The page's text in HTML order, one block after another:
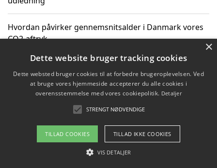
Hvordan påvirker gennemsnitsalder i Danmark vores
CO2-aftryk
Hvordan nyheder om CO2-udledning påvirker vores
hverdag
Om / kontakt
Blog Betingelser
×
Dette website bruger tracking cookies
Dette websted bruger cookies til at forbedre brugeroplevelsen. Ved
at bruge vores hjemmeside accepterer du alle cookies i
overensstemmelse med vores cookiepolitik. Detaljer
STRENGT NØDVENDIGE
TILLAD COOKIES TILLAD IKKE COOKIES
VIS DETALJER